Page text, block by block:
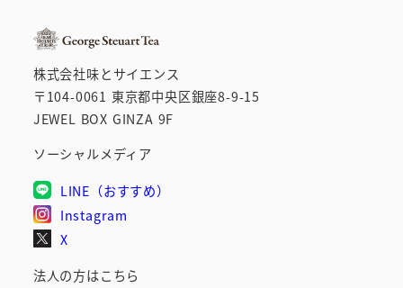
ペ
ー
ジ
り
株式会社味とサイエンス
〒104-0061 東京都中央区銀座8-9-15
JEWEL BOX GINZA 9F
ソーシャルメディア
LINE（おすすめ）
Instagram
X
法人の方はこちら